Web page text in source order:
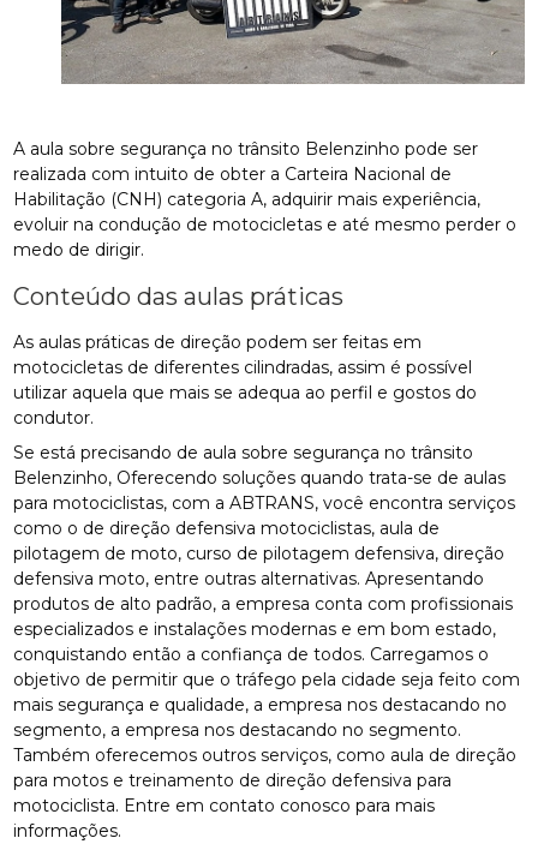
A aula sobre segurança no trânsito Belenzinho pode ser
realizada com intuito de obter a Carteira Nacional de
Habilitação (CNH) categoria A, adquirir mais experiência,
evoluir na condução de motocicletas e até mesmo perder o
medo de dirigir.
Conteúdo das aulas práticas
As aulas práticas de direção podem ser feitas em
motocicletas de diferentes cilindradas, assim é possível
utilizar aquela que mais se adequa ao perfil e gostos do
condutor.
Se está precisando de aula sobre segurança no trânsito
Belenzinho, Oferecendo soluções quando trata-se de aulas
para motociclistas, com a ABTRANS, você encontra serviços
como o de direção defensiva motociclistas, aula de
pilotagem de moto, curso de pilotagem defensiva, direção
defensiva moto, entre outras alternativas. Apresentando
produtos de alto padrão, a empresa conta com profissionais
especializados e instalações modernas e em bom estado,
conquistando então a confiança de todos. Carregamos o
objetivo de permitir que o tráfego pela cidade seja feito com
mais segurança e qualidade, a empresa nos destacando no
segmento, a empresa nos destacando no segmento.
Também oferecemos outros serviços, como aula de direção
para motos e treinamento de direção defensiva para
motociclista. Entre em contato conosco para mais
informações.